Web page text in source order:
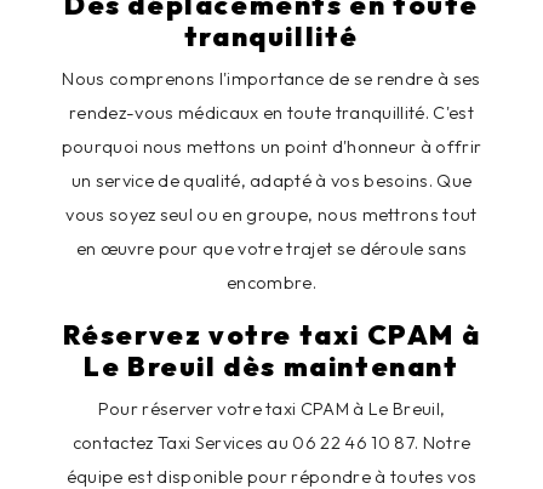
tranquillité
Nous comprenons l'importance de se rendre à ses
rendez-vous médicaux en toute tranquillité. C'est
pourquoi nous mettons un point d'honneur à offrir
un service de qualité, adapté à vos besoins. Que
vous soyez seul ou en groupe, nous mettrons tout
en œuvre pour que votre trajet se déroule sans
encombre.
Réservez votre taxi CPAM à
Le Breuil dès maintenant
Pour réserver votre taxi CPAM à Le Breuil,
contactez Taxi Services au 06 22 46 10 87. Notre
équipe est disponible pour répondre à toutes vos